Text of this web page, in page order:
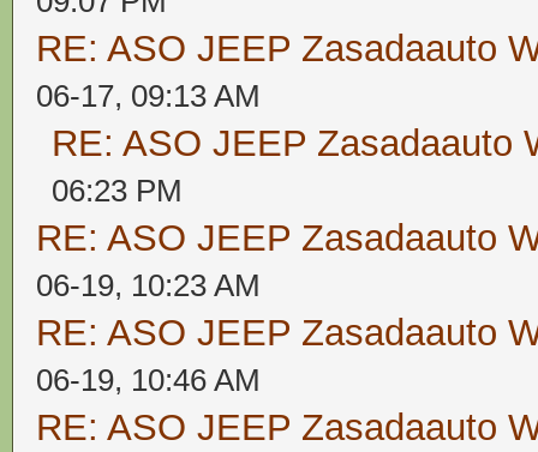
RE: ASO JEEP Zasadaauto
06-17, 09:13 AM
RE: ASO JEEP Zasadaauto
06:23 PM
RE: ASO JEEP Zasadaauto
06-19, 10:23 AM
RE: ASO JEEP Zasadaauto
06-19, 10:46 AM
RE: ASO JEEP Zasadaauto